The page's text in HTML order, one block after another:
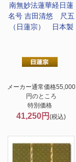
南無妙法蓮華経日蓮
名号 吉田清悠 尺五
（日蓮宗） 日本製
メーカー通常価格55,000
円のところ
特別価格
41,250円(税込)